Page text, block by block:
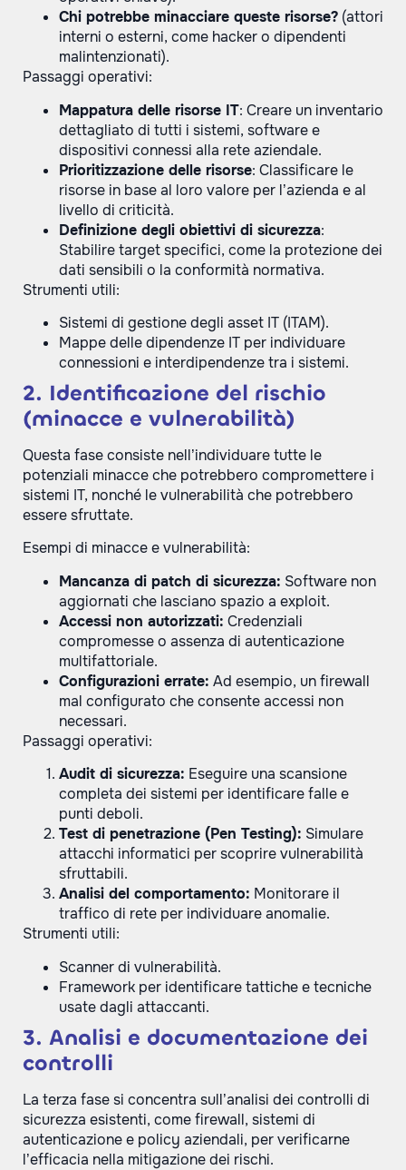
Chi potrebbe minacciare queste risorse? (attori
interni o esterni, come hacker o dipendenti
malintenzionati).
Passaggi operativi:
Mappatura delle risorse IT: Creare un inventario
dettagliato di tutti i sistemi, software e
dispositivi connessi alla rete aziendale.
Prioritizzazione delle risorse: Classificare le
risorse in base al loro valore per l’azienda e al
livello di criticità.
Definizione degli obiettivi di sicurezza:
Stabilire target specifici, come la protezione dei
dati sensibili o la conformità normativa.
Strumenti utili:
Sistemi di gestione degli asset IT (ITAM).
Mappe delle dipendenze IT per individuare
connessioni e interdipendenze tra i sistemi.
2. Identificazione del rischio
(minacce e vulnerabilità)
Questa fase consiste nell’individuare tutte le
potenziali minacce che potrebbero compromettere i
sistemi IT, nonché le vulnerabilità che potrebbero
essere sfruttate.
Esempi di minacce e vulnerabilità:
Mancanza di patch di sicurezza: Software non
aggiornati che lasciano spazio a exploit.
Accessi non autorizzati: Credenziali
compromesse o assenza di autenticazione
multifattoriale.
Configurazioni errate: Ad esempio, un firewall
mal configurato che consente accessi non
necessari.
Passaggi operativi:
Audit di sicurezza: Eseguire una scansione
completa dei sistemi per identificare falle e
punti deboli.
Test di penetrazione (Pen Testing): Simulare
attacchi informatici per scoprire vulnerabilità
sfruttabili.
Analisi del comportamento: Monitorare il
traffico di rete per individuare anomalie.
Strumenti utili:
Scanner di vulnerabilità.
Framework per identificare tattiche e tecniche
usate dagli attaccanti.
3. Analisi e documentazione dei
controlli
La terza fase si concentra sull’analisi dei controlli di
sicurezza esistenti, come firewall, sistemi di
autenticazione e policy aziendali, per verificarne
l’efficacia nella mitigazione dei rischi.